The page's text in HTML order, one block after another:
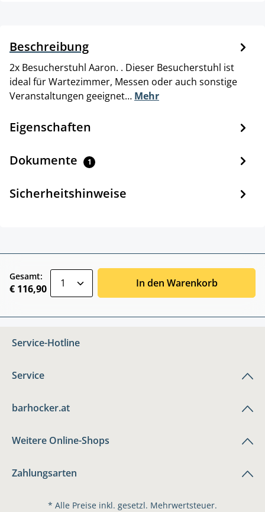
Beschreibung
2x Besucherstuhl Aaron. . Dieser Besucherstuhl ist
ideal für Wartezimmer, Messen oder auch sonstige
Veranstaltungen geeignet… Mehr
Eigenschaften
Dokumente 1
Sicherheitshinweise
Gesamt:
€ 116,90 In den Warenkorb
Service-Hotline
Service
barhocker.at
Weitere Online-Shops
Zahlungsarten
* Alle Preise inkl. gesetzl. Mehrwertsteuer.